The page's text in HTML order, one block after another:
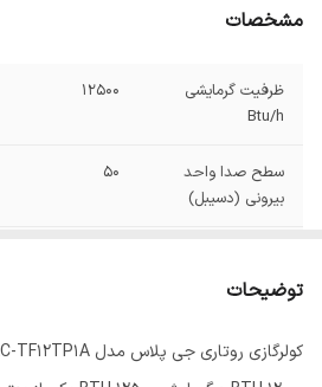
مشخصات
ظرفیت گرمایشی
Btu/h
12500
سطح صدا واحد
بیرونی (دسیبل)
50
(کیلوگرم)
توضیحات